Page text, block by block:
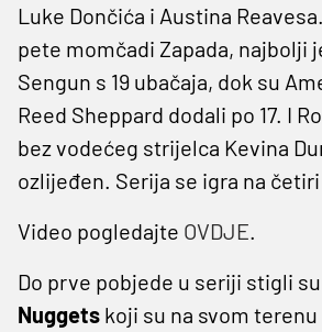
Luke Dončića i Austina
pete momčadi Zapada, najbolji
Sengun s 19 ubačaja, dok su
Reed Sheppard dodali po 17. I
bez vodećeg strijelca Kevina
ozlijeđen. Serija se igra na
Video pogledajte OVDJE.
Do prve pobjede u seriji stigli
Nuggets koji su na svom terenu